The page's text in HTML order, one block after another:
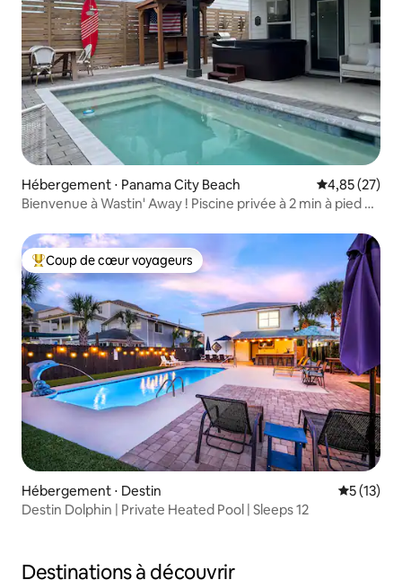
Hébergement ⋅ Panama City Beach Évaluation
4,85 (27)
Bienvenue à Wastin' Away ! Piscine privée à 2 min à pied de
Coups de cœur voyageurs les plus appréciés
Coup de cœur voyageurs
Hébergement ⋅ Destin
5 (13)
Destin Dolphin | Private Heated Pool | Sleeps 12
Destinations à découvrir